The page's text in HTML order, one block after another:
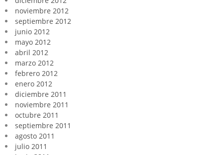
noviembre 2012
septiembre 2012
junio 2012
mayo 2012
abril 2012
marzo 2012
febrero 2012
enero 2012
diciembre 2011
noviembre 2011
octubre 2011
septiembre 2011
agosto 2011
julio 2011